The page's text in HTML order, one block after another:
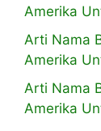
Amerika
Arti Nama
Amerika
Arti Nama
Amerika